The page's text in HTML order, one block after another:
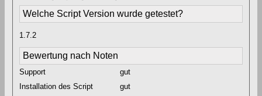
Welche Script Version wurde getestet?
1.7.2
Bewertung nach Noten
Support
gut
Installation des Script
gut